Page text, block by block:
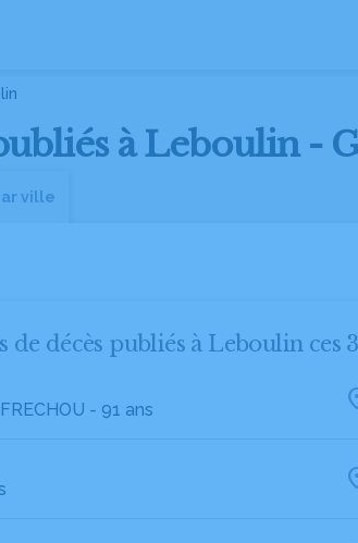
à Leboulin -
ville
de décès publiés à Leboulin ces
- 91 ans